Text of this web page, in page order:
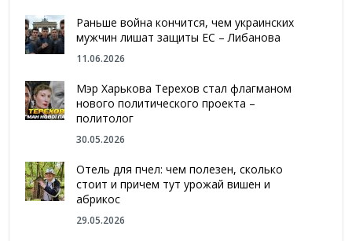
Раньше война кончится, чем украинских
мужчин лишат защиты ЕС – Либанова
11.06.2026
Мэр Харькова Терехов стал флагманом
нового политического проекта –
политолог
30.05.2026
Отель для пчел: чем полезен, сколько
стоит и причем тут урожай вишен и
абрикос
29.05.2026